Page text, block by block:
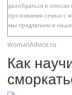
разобраться в плюсах
проживания семьи с
мы предлагаем в
WomanAdvice.ru
Как